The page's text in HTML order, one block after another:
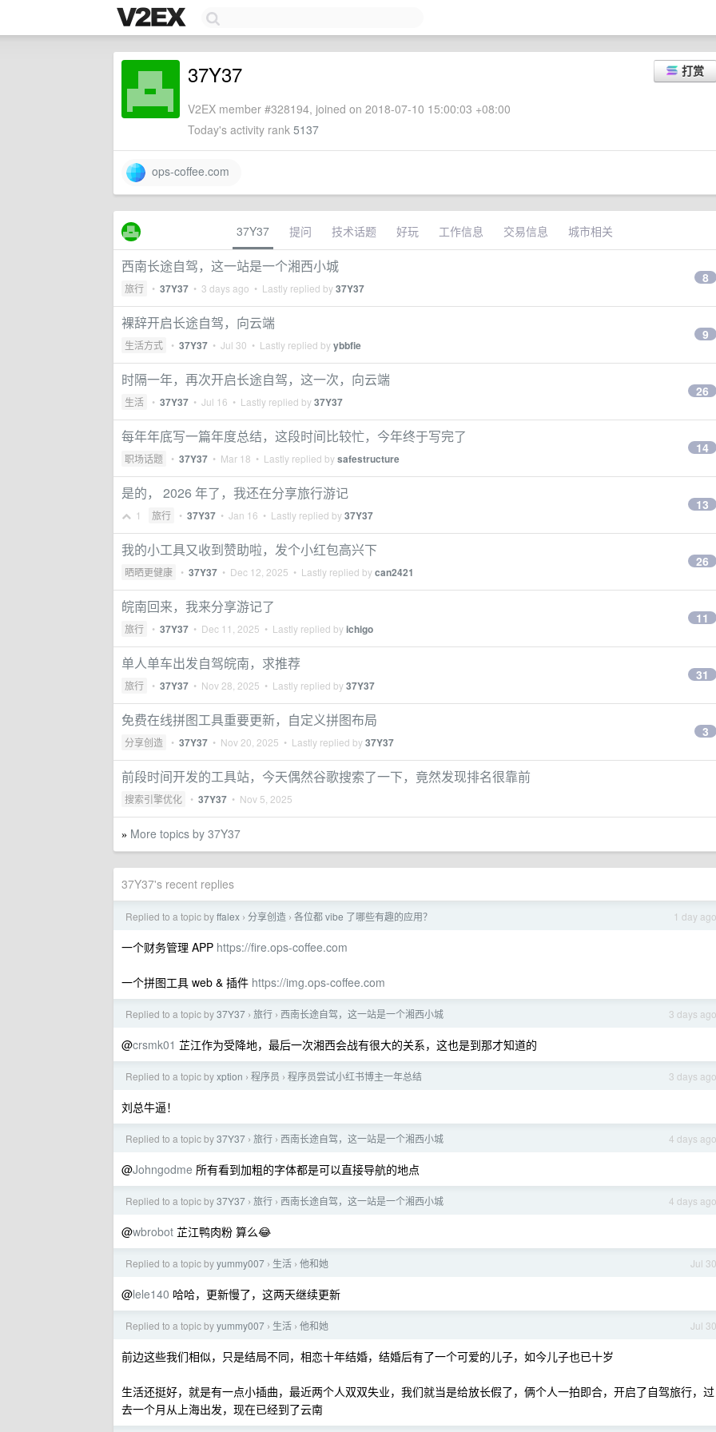
打赏
37Y37
V2EX member #328194, joined on 2018-07-10 15:00:03 +08:00
Today's activity rank 5137
ops-coffee.com
37Y37 提问 技术话题 好玩 工作信息 交易信息 城市相关
西南长途自驾，这一站是一个湘西小城
旅行 • 37Y37 • 3 days ago • Lastly replied by37Y37
8
裸辞开启长途自驾，向云端
生活方式 • 37Y37 • Jul 30 • Lastly replied byybbfie
9
时隔一年，再次开启长途自驾，这一次，向云端
生活 • 37Y37 • Jul 16 • Lastly replied by37Y37
26
每年年底写一篇年度总结，这段时间比较忙，今年终于写完了
职场话题 • 37Y37 • Mar 18 • Lastly replied bysafestructure
14
是的， 2026 年了，我还在分享旅行游记
1 旅行 • 37Y37 • Jan 16 • Lastly replied by37Y37
13
我的小工具又收到赞助啦，发个小红包高兴下
晒晒更健康 • 37Y37 • Dec 12, 2025 • Lastly replied bycan2421
26
皖南回来，我来分享游记了
旅行 • 37Y37 • Dec 11, 2025 • Lastly replied byichigo
11
单人单车出发自驾皖南，求推荐
旅行 • 37Y37 • Nov 28, 2025 • Lastly replied by37Y37
31
免费在线拼图工具重要更新，自定义拼图布局
分享创造 • 37Y37 • Nov 20, 2025 • Lastly replied by37Y37
3
前段时间开发的工具站，今天偶然谷歌搜索了一下，竟然发现排名很靠前
搜索引擎优化 • 37Y37 • Nov 5, 2025
» More topics by 37Y37
37Y37's recent replies
1 day ago
Replied to a topic byffalex › 分享创造 › 各位都 vibe 了哪些有趣的应用？
一个财务管理 APP https://fire.ops-coffee.com
一个拼图工具 web & 插件 https://img.ops-coffee.com
3 days ago
Replied to a topic by37Y37 › 旅行 › 西南长途自驾，这一站是一个湘西小城
@crsmk01 芷江作为受降地，最后一次湘西会战有很大的关系，这也是到那才知道的
3 days ago
Replied to a topic byxption › 程序员 › 程序员尝试小红书博主一年总结
刘总牛逼！
4 days ago
Replied to a topic by37Y37 › 旅行 › 西南长途自驾，这一站是一个湘西小城
@Johngodme 所有看到加粗的字体都是可以直接导航的地点
4 days ago
Replied to a topic by37Y37 › 旅行 › 西南长途自驾，这一站是一个湘西小城
@wbrobot 芷江鸭肉粉 算么😂
Jul 30
Replied to a topic byyummy007 › 生活 › 他和她
@lele140 哈哈，更新慢了，这两天继续更新
Jul 30
Replied to a topic byyummy007 › 生活 › 他和她
前边这些我们相似，只是结局不同，相恋十年结婚，结婚后有了一个可爱的儿子，如今儿子也已十岁
生活还挺好，就是有一点小插曲，最近两个人双双失业，我们就当是给放长假了，俩个人一拍即合，开启了自驾旅行，过
去一个月从上海出发，现在已经到了云南